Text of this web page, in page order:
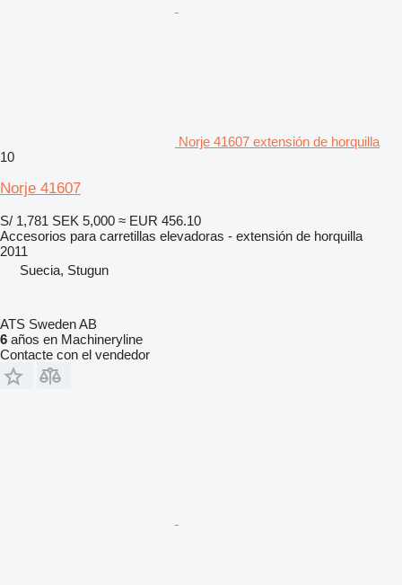
Norje 41607 extensión de horquilla
10
Norje 41607
S/ 1,781 SEK 5,000 ≈ EUR 456.10
Accesorios para carretillas elevadoras - extensión de horquilla
2011
Suecia, Stugun
ATS Sweden AB
6 años en Machineryline
Contacte con el vendedor